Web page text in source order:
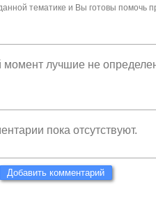
тематике и Вы готовы помочь
момент лучшие не
пока отсутствуют.
Добавить комментарий